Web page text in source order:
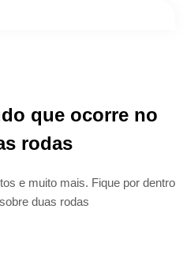
que ocorre no
rodas
e muito mais. Fique por dentro
duas rodas